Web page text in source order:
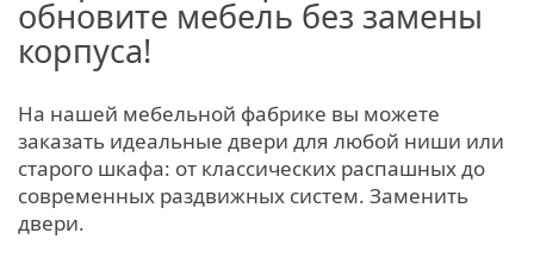
обновите мебель без замены
корпуса!
На нашей мебельной фабрике вы можете
заказать идеальные двери для любой ниши или
старого шкафа: от классических распашных до
современных раздвижных систем. Заменить
двери.